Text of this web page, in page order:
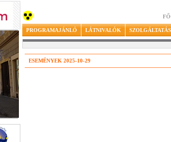
PROGRAMAJÁNLÓ LÁTNIVALÓK
ESEMÉNYEK 2025-10-29